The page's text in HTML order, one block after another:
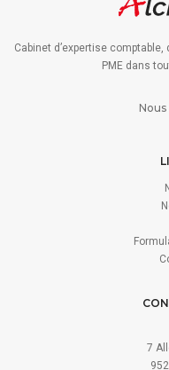
Cabinet d’expertise
PME dans
Nous
7